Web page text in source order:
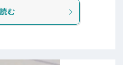
む